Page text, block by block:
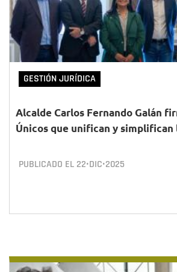
GESTIÓN JURÍDICA
Alcalde Carlos Fernando Galán
Únicos que unifican y simplifican
PUBLICADO EL 22•DIC•2025